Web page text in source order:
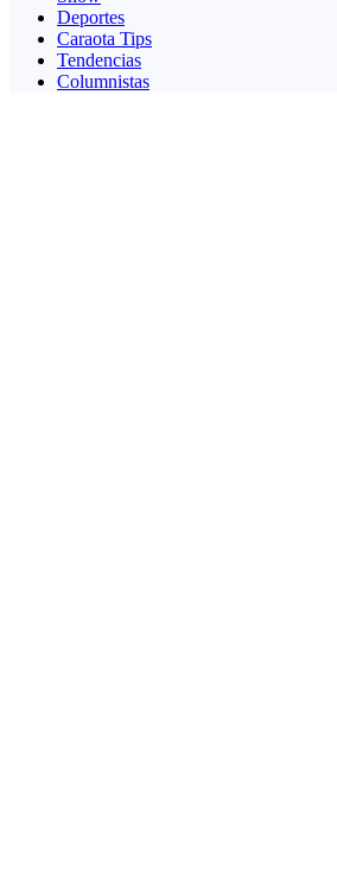
Deportes
Caraota Tips
Tendencias
Columnistas